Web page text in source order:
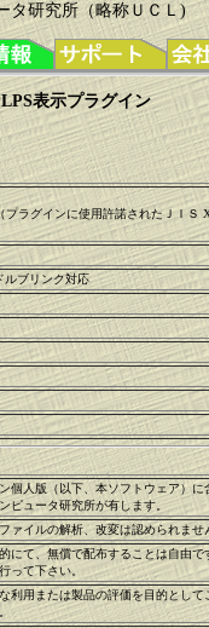
タ研究所（略称ＵＣＬ)
表示プラグイン
プラグインに使用許諾されたＪＩＳ
ルブリンク対応
個人版（以下、本ソフトウェア）
ピュータ研究所が有します。
ァイルの解析、改変は認められませ
にて、無償で配布することは自由
って下さい。
利用または製品の評価を目的とし